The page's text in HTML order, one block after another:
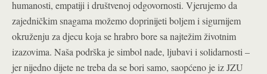
humanosti, empatiji i društvenoj odgovornosti. Vjerujemo da
zajedničkim snagama možemo doprinijeti boljem i sigurnijem
okruženju za djecu koja se hrabro bore sa najtežim životnim
izazovima. Naša podrška je simbol nade, ljubavi i solidarnosti –
jer nijedno dijete ne treba da se bori samo, saopćeno je iz JZU